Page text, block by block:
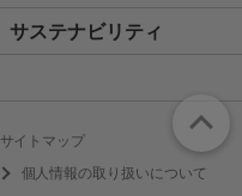
サステナビリティ
サイトマップ
個人情報の取り扱いについて